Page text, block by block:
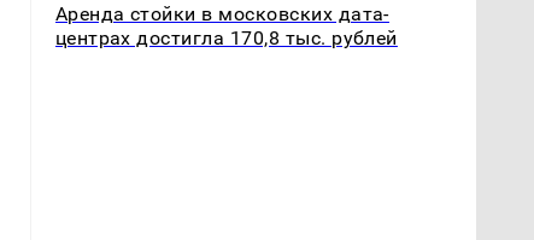
Аренда стойки в московских дата-
центрах достигла 170,8 тыс. рублей